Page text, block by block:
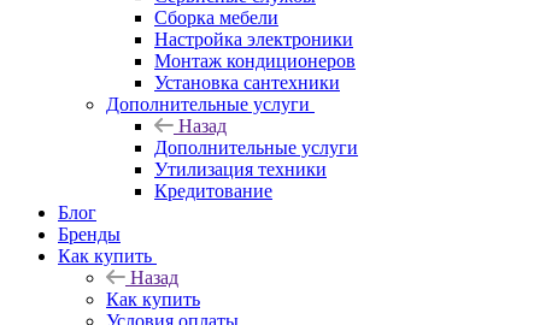
Сборка мебели
Настройка электроники
Монтаж кондиционеров
Установка сантехники
Дополнительные услуги
Назад
Дополнительные услуги
Утилизация техники
Кредитование
Блог
Бренды
Как купить
Назад
Как купить
Условия оплаты